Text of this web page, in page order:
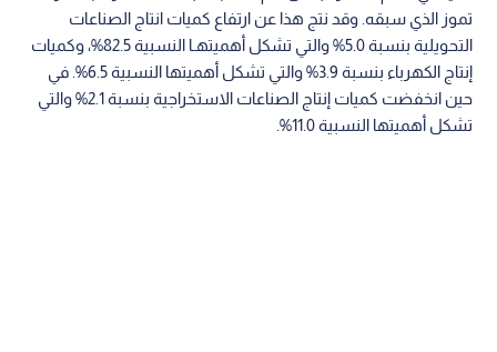
تموز الذي سبقه. وقد نتج هذا عن ارتفاع كميات انتاج الصناعات
التحويلية بنسبة 5.0% والتي تشكل أهميتهـا النسبية 82.5%، وكميات
إنتاج الكهرباء بنسبة 3.9% والتي تشكل أهميتها النسبية 6.5%. في
حين انخفضت كميات إنتاج الصناعات الاستخراجية بنسبة 2.1% والتي
تشكل أهميتها النسبية 11.0%.